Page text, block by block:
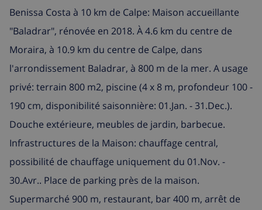
Benissa Costa à 10 km de Calpe: Maison accueillante
"Baladrar", rénovée en 2018. À 4.6 km du centre de
Moraira, à 10.9 km du centre de Calpe, dans
l'arrondissement Baladrar, à 800 m de la mer. A usage
privé: terrain 800 m2, piscine (4 x 8 m, profondeur 100 -
190 cm, disponibilité saisonnière: 01.Jan. - 31.Dec.).
Douche extérieure, meubles de jardin, barbecue.
Infrastructures de la Maison: chauffage central,
possibilité de chauffage uniquement du 01.Nov. -
30.Avr.. Place de parking près de la maison.
Supermarché 900 m, restaurant, bar 400 m, arrêt de